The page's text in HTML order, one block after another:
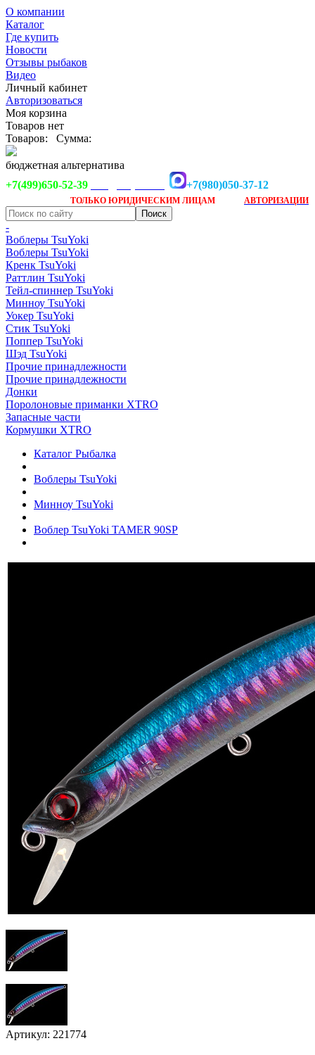
О компании
Каталог
Где купить
Новости
Отзывы рыбаков
Видео
Личный кабинет
Авторизоваться
Моя корзина
Товаров нет
Товаров:
Сумма:
бюджетная альтернатива
+7(499)650-52-39
+7(980)050-37-12
ТОЛЬКО ЮРИДИЧЕСКИМ ЛИЦАМ АВТОРИЗАЦИИ
-
Воблеры TsuYoki
Воблеры TsuYoki
Кренк TsuYoki
Раттлин TsuYoki
Тейл-спиннер TsuYoki
Минноу TsuYoki
Уокер TsuYoki
Стик TsuYoki
Поппер TsuYoki
Шэд TsuYoki
Прочие принадлежности
Прочие принадлежности
Донки
Поролоновые приманки XTRO
Запасные части
Кормушки XTRO
Каталог Рыбалка
Воблеры TsuYoki
Минноу TsuYoki
Воблер TsuYoki TAMER 90SP
Артикул: 221774